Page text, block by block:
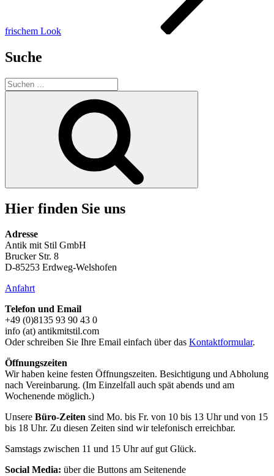
frischem Look
Suche
Suchen
nach:
Hier finden Sie uns
Adresse
Antik mit Stil GmbH
Brucker Str. 8
D-85253 Erdweg-Welshofen
Anfahrt
Telefon und Email
+49 (0)8135 93 90 43 0
info (at) antikmitstil.com
Oder schreiben Sie Ihre Email einfach über das Kontaktformular.
Öffnungszeiten
Wir haben keine festen Öffnungszeiten. Besichtigung und Abholung
nach Vereinbarung. (Im Einzelfall auch spät abends und am
Wochenende möglich.)
Unsere Büro-Zeiten sind Mo. bis Fr. von 10 bis 13 Uhr und von 15
bis 18 Uhr. Zu diesen Zeiten sind wir telefonisch erreichbar.
Samstags zwischen 11 und 15 Uhr auf gut Glück.
Social Media: über die Buttons am Seitenende